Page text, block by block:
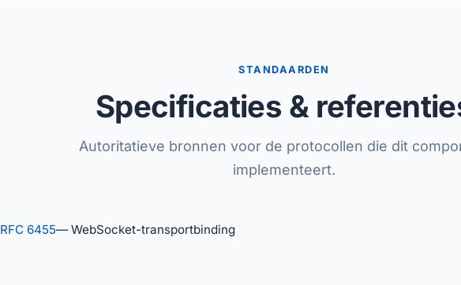
STANDAARDEN
Specificaties &
Autoritatieve bronnen voor de protocollen die dit
implementeert.
RFC 6455— WebSocket-transportbinding